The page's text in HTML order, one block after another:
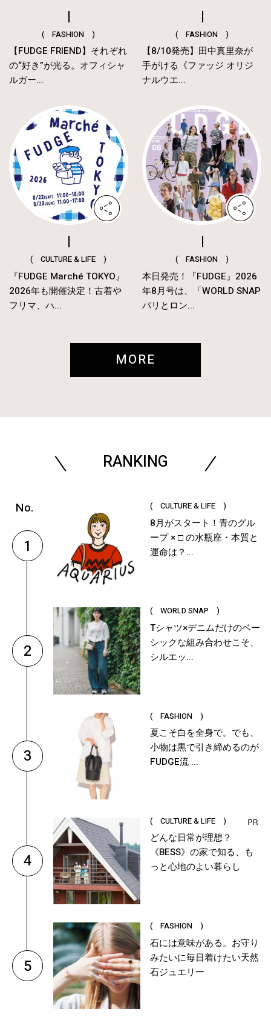
( FASHION )
【FUDGE FRIEND】それぞれ
の“好き”が光る。オフィシャ
ルガー...
( FASHION )
【8/10発売】田中真里奈が
手がける《ファッジ オリジ
ナルウエ...
( CULTURE & LIFE )
『FUDGE Marché TOKYO』
2026年も開催決定！古着や
フリマ、ハ...
( FASHION )
本日発売！『FUDGE』2026
年8月号は、「WORLD SNAP
パリとロン...
MORE
RANKING
1
( CULTURE & LIFE )
8月がスタート！青のグル
ープ × □ の水瓶座・本質と
運命は？...
2
( WORLD SNAP )
Tシャツ×デニムだけのベー
シックな組み合わせこそ、
シルエッ...
3
( FASHION )
夏こそ白を全身で。でも、
小物は黒で引き締めるのが
FUDGE流 ...
4
( CULTURE & LIFE )
どんな日常が理想？
《BESS》の家で知る、も
っと心地のよい暮らし
5
( FASHION )
石には意味がある。お守り
みたいに毎日着けたい天然
石ジュエリー